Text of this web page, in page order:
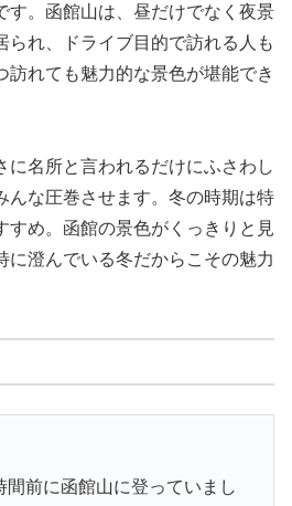
す。函館山は、昼だけでなく夜景
られ、ドライブ目的で訪れる人も
訪れても魅力的な景色が堪能でき
に名所と言われるだけにふさわし
んな圧巻させます。冬の時期は特
すめ。函館の景色がくっきりと見
に澄んでいる冬だからこその魅力
間前に函館山に登っていまし